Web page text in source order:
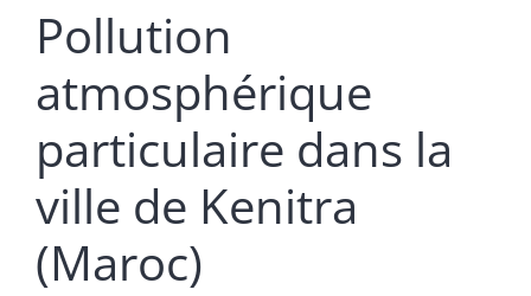
Pollution
atmosphérique
particulaire dans la
ville de Kenitra
(Maroc)